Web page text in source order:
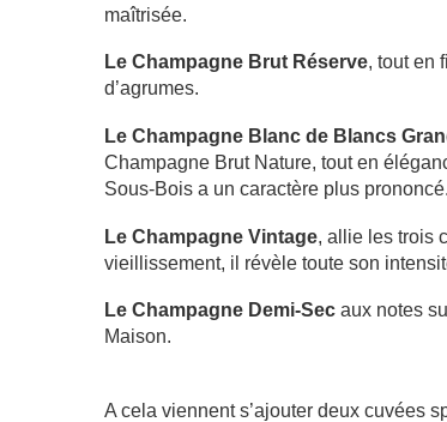
maîtrisée.
Le Champagne Brut Réserve, tout en
d’agrumes.
Le Champagne Blanc de Blancs
Champagne Brut Nature, tout en
Sous-Bois a un caractère plus prononcé.
Le Champagne Vintage, allie les trois
vieillissement, il révèle toute son
Le Champagne Demi-Sec aux notes
Maison.
A cela viennent s’ajouter deux cuvées